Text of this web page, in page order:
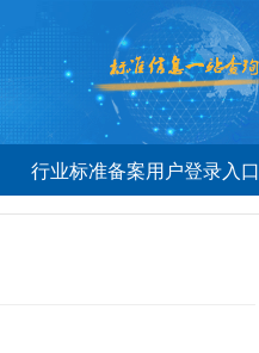
行业标准备案用户登录入口